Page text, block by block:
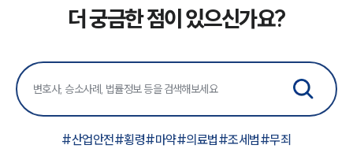
더 궁금한 점이 있으신가요?
#산업안전#횡령#마약#의료법#조세범#무죄